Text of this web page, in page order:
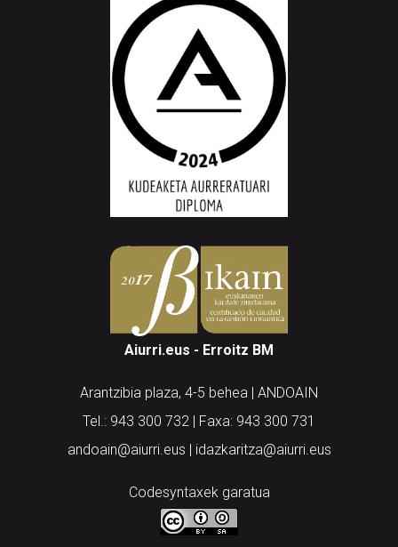
Aiurri.eus - Erroitz BM
Arantzibia plaza, 4-5 behea | ANDOAIN
Tel.: 943 300 732 | Faxa: 943 300 731
andoain@aiurri.eus | idazkaritza@aiurri.eus
Codesyntaxek garatua